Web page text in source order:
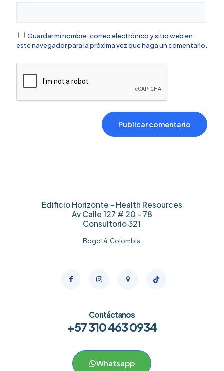
Guardar mi nombre, correo electrónico y sitio web en
este navegador para la próxima vez que haga un comentario.
Edificio Horizonte - Health Resources
Av Calle 127 # 20 - 78
Consultorio 321
Bogotá, Colombia
Contáctanos
+57 310 463 0934
Whatsapp